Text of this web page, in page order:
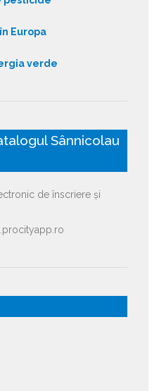
Europa
verde
Sânnicolau
de înscriere și